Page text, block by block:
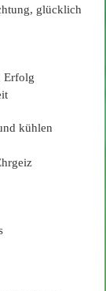
glücklich
Erfolg
kühlen